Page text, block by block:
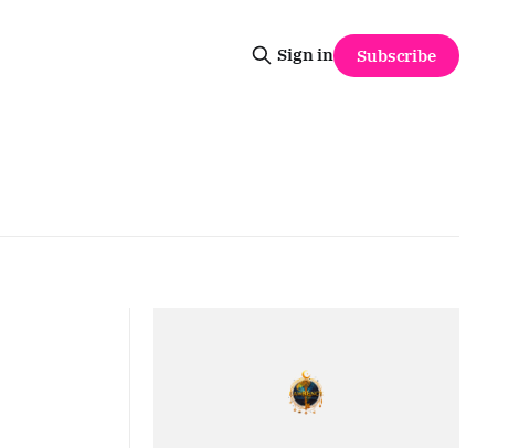
Sign in Subscribe